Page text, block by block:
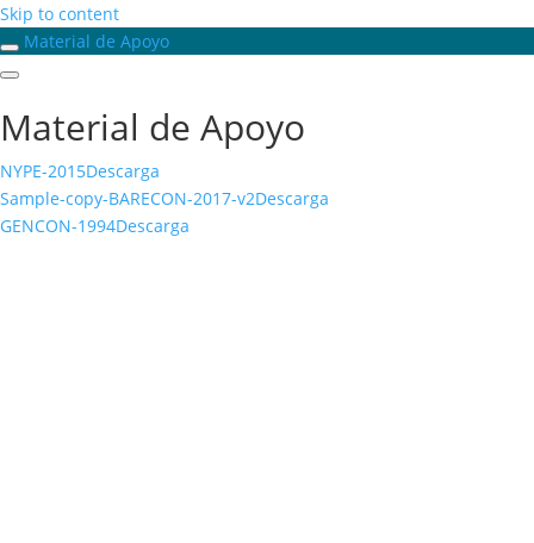
Skip to content
Material de Apoyo
Material de Apoyo
NYPE-2015Descarga
Sample-copy-BARECON-2017-v2Descarga
GENCON-1994Descarga